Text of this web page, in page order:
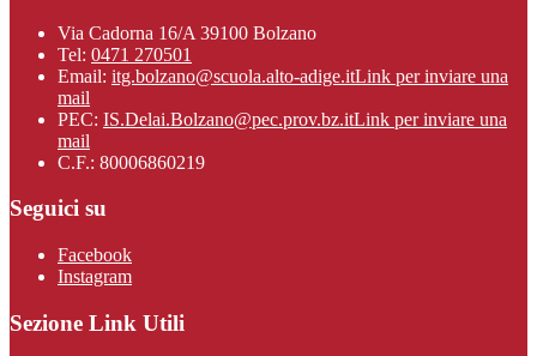
Via Cadorna 16/A 39100 Bolzano
Tel: 0471 270501
Email: itg.bolzano@scuola.alto-adige.itLink per inviare una
mail
PEC: IS.Delai.Bolzano@pec.prov.bz.itLink per inviare una
mail
C.F.: 80006860219
Seguici su
Facebook
Instagram
Sezione Link Utili